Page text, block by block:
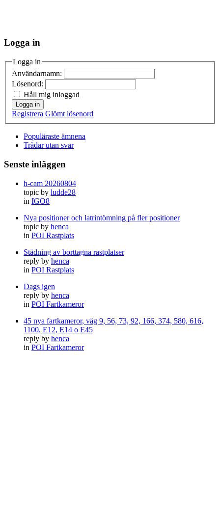
Logga in
Logga in
Användarnamn:
Lösenord:
Håll mig inloggad
Logga in
Registrera Glömt lösenord
Populäraste ämnena
Trådar utan svar
Senste inläggen
h-cam 20260804
topic by ludde28
in IGO8
Nya positioner och latrintömning på fler positioner
topic by henca
in POI Rastplats
Städning av borttagna rastplatser
reply by henca
in POI Rastplats
Dags igen
reply by henca
in POI Fartkameror
45 nya fartkameror, väg 9, 56, 73, 92, 166, 374, 580, 616,
1100, E12, E14 o E45
reply by henca
in POI Fartkameror